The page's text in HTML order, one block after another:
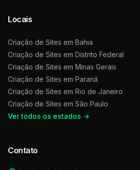
Locais
Criação de Sites em Bahia
Criação de Sites em Distrito Federal
Criação de Sites em Minas Gerais
Criação de Sites em Paraná
Criação de Sites em Rio de Janeiro
Criação de Sites em São Paulo
Ver todos os estados →
Contato